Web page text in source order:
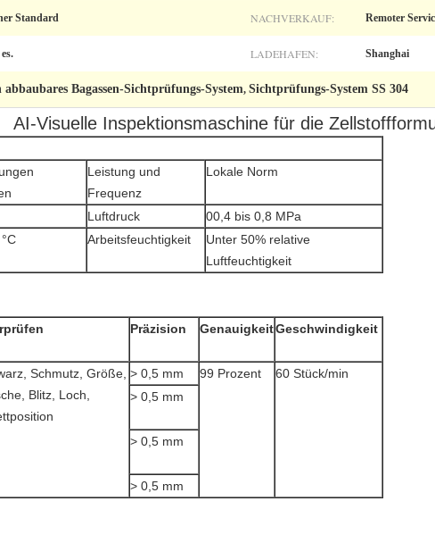
Standard NACHVERKAUF: Remoter
LADEHAFEN: Shanghai
abbaubares Bagassen-Sichtprüfungs-System, Sichtprüfungs-System SS 304
AI-Visuelle Inspektionsmaschine für die
Leistung und
Frequenz
Lokale Norm
Luftdruck
00,4 bis 0,8 MPa
Arbeitsfeuchtigkeit
Unter 50% relative
Luftfeuchtigkeit
Präzision GenauigkeitGeschwindigkeit
Schmutz, Größe,
Blitz, Loch,
> 0,5 mm 99 Prozent
60 Stück/min
> 0,5 mm
> 0,5 mm
> 0,5 mm